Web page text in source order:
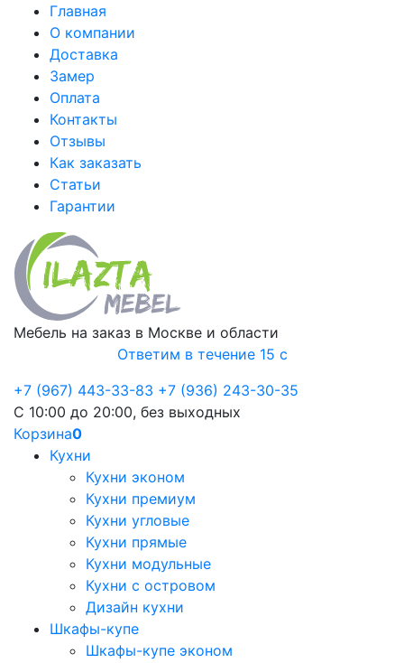
Главная
О компании
Доставка
Замер
Оплата
Контакты
Отзывы
Как заказать
Статьи
Гарантии
Мебель на заказ в Москве и области
Ответим в течение 15 с
+7 (967) 443-33-83 +7 (936) 243-30-35
С 10:00 до 20:00, без выходных
Корзина0
Кухни
Кухни эконом
Кухни премиум
Кухни угловые
Кухни прямые
Кухни модульные
Кухни с островом
Дизайн кухни
Шкафы-купе
Шкафы-купе эконом